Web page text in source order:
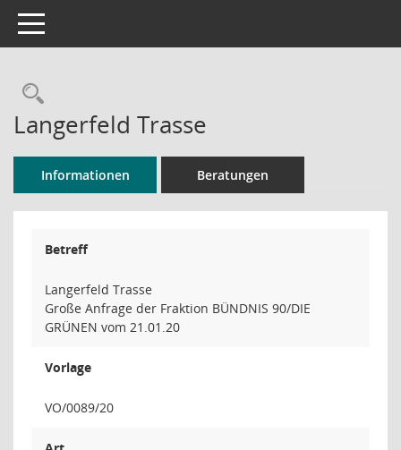
Toggle navigation
Rechercheauswahl
Langerfeld Trasse
Informationen Beratungen
Betreff
Langerfeld Trasse
Große Anfrage der Fraktion BÜNDNIS 90/DIE
GRÜNEN vom 21.01.20
Vorlage
VO/0089/20